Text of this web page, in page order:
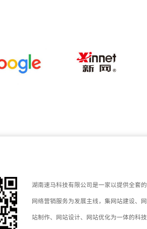
湖南速马科技有限公司是一家以提供全套的
网络营销服务为发展主线，集网站建设、网
站制作、网站设计、网站优化为一体的科技